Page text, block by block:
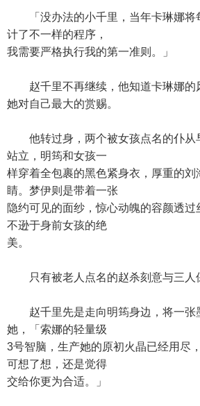
「没办法的小千里，当年卡琳娜将
计了不一样的程序，
我需要严格执行我的第一准则。」
赵千里不再继续，他知道卡琳娜的
她对自己最大的赏赐。
他转过身，两个被女孩点名的仆从
站立，明筠和女孩一
样穿着全包裹的黑色紧身衣，厚重的刘
睛。梦伊则是带着一张
隐约可见的面纱，惊心动魄的容颜透
不逊于身前女孩的绝
美。
只有被老人点名的赵杀刻意与三人
赵千里先是走向明筠身边，将一张
她，「索娜的轻量级
3号智脑，生产她的原初火晶已经用尽
可想了想，还是觉得
交给你更为合适。」